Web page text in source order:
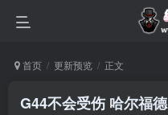
首页 更新预览 正文
G44不会受伤 哈尔福